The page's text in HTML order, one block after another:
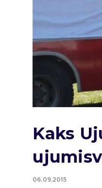
Kaks
06.09.2015